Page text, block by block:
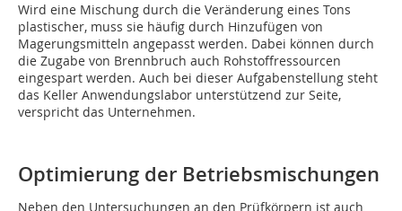
Wird eine Mischung durch die Veränderung eines Tons
plastischer, muss sie häufig durch Hinzufügen von
Magerungsmitteln angepasst werden. Dabei können durch
die Zugabe von Brennbruch auch Rohstoffressourcen
eingespart werden. Auch bei dieser Aufgabenstellung steht
das Keller Anwendungslabor unterstützend zur Seite,
verspricht das Unternehmen.
Optimierung der Betriebsmischungen
Neben den Untersuchungen an den Prüfkörpern ist auch